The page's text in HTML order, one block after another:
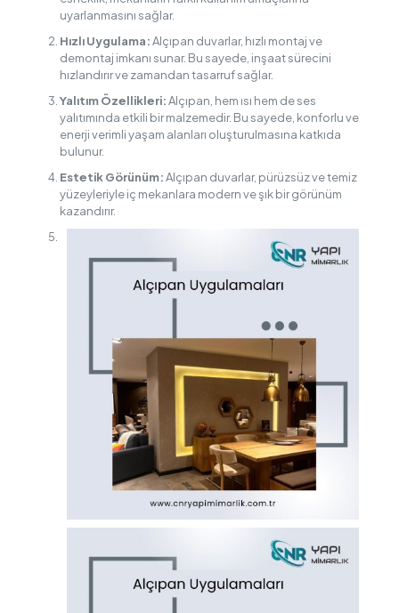
uyarlanmasını sağlar.
Hızlı Uygulama:Alçıpan duvarlar, hızlı montaj ve
demontaj imkanı sunar. Bu sayede, inşaat sürecini
hızlandırır ve zamandan tasarruf sağlar.
Yalıtım Özellikleri:Alçıpan, hem ısı hem de ses
yalıtımında etkili bir malzemedir. Bu sayede, konforlu ve
enerji verimli yaşam alanları oluşturulmasına katkıda
bulunur.
Estetik Görünüm:Alçıpan duvarlar, pürüzsüz ve temiz
yüzeyleriyle iç mekanlara modern ve şık bir görünüm
kazandırır.